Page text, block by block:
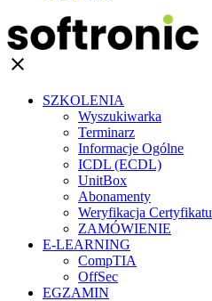
clear
SZKOLENIA
Wyszukiwarka
Terminarz
Informacje Ogólne
ICDL (ECDL)
UnitBox
Abonamenty
Weryfikacja Certyfikatu
ZAMÓWIENIE
E-LEARNING
CompTIA
OffSec
EGZAMIN